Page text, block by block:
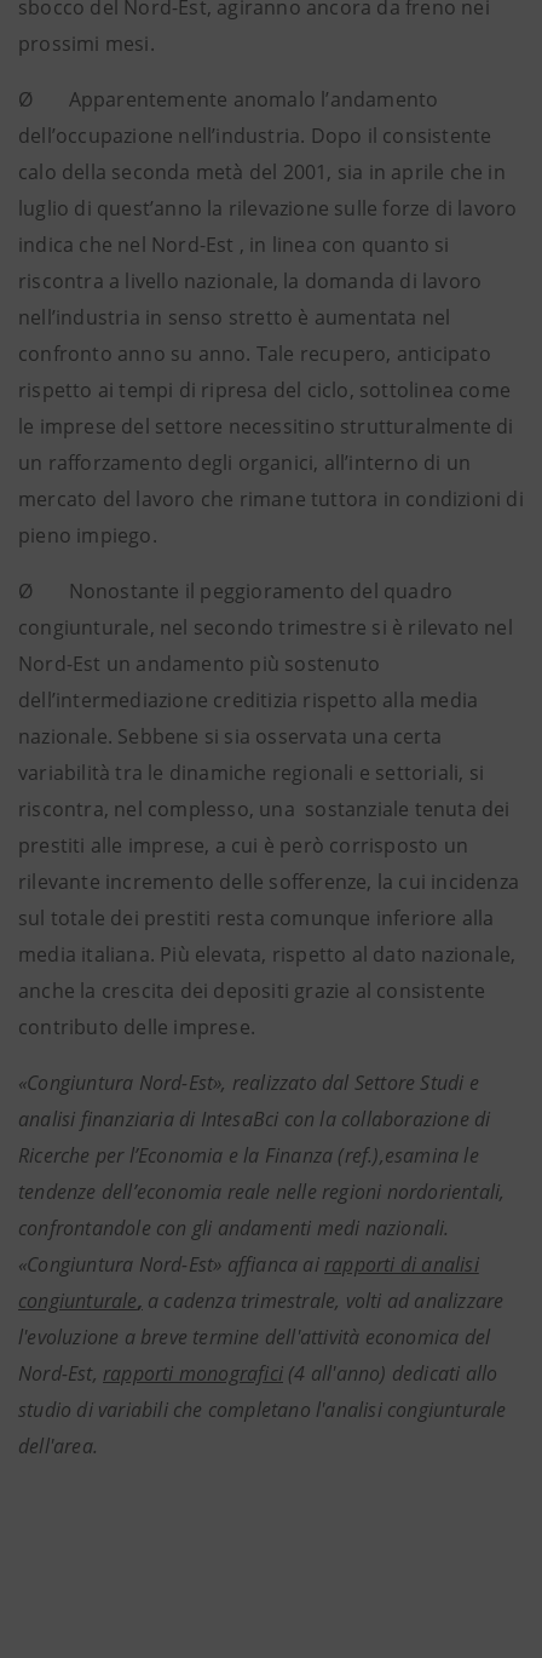
sbocco del Nord-Est, agiranno ancora da freno nei
prossimi mesi.
Ø Apparentemente anomalo l’andamento
dell’occupazione nell’industria. Dopo il consistente
calo della seconda metà del 2001, sia in aprile che in
luglio di quest’anno la rilevazione sulle forze di lavoro
indica che nel Nord-Est , in linea con quanto si
riscontra a livello nazionale, la domanda di lavoro
nell’industria in senso stretto è aumentata nel
confronto anno su anno. Tale recupero, anticipato
rispetto ai tempi di ripresa del ciclo, sottolinea come
le imprese del settore necessitino strutturalmente di
un rafforzamento degli organici, all’interno di un
mercato del lavoro che rimane tuttora in condizioni di
pieno impiego.
Ø Nonostante il peggioramento del quadro
congiunturale, nel secondo trimestre si è rilevato nel
Nord-Est un andamento più sostenuto
dell’intermediazione creditizia rispetto alla media
nazionale. Sebbene si sia osservata una certa
variabilità tra le dinamiche regionali e settoriali, si
riscontra, nel complesso, una sostanziale tenuta dei
prestiti alle imprese, a cui è però corrisposto un
rilevante incremento delle sofferenze, la cui incidenza
sul totale dei prestiti resta comunque inferiore alla
media italiana. Più elevata, rispetto al dato nazionale,
anche la crescita dei depositi grazie al consistente
contributo delle imprese.
«Congiuntura Nord-Est», realizzato dal Settore Studi e
analisi finanziaria di IntesaBci con la collaborazione di
Ricerche per l’Economia e la Finanza (ref.),esamina le
tendenze dell’economia reale nelle regioni nordorientali,
confrontandole con gli andamenti medi nazionali.
«Congiuntura Nord-Est» affianca ai rapporti di analisi
congiunturale, a cadenza trimestrale, volti ad analizzare
l'evoluzione a breve termine dell'attività economica del
Nord-Est, rapporti monografici (4 all'anno) dedicati allo
studio di variabili che completano l'analisi congiunturale
dell'area.